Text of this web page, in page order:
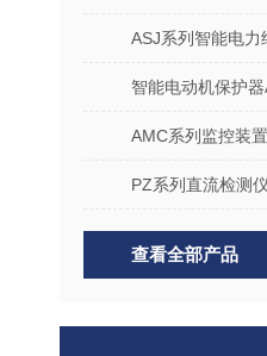
ASJ系列智能电力
智能电动机保护器
AMC系列监控装置
PZ系列直流检测
查看全部产品